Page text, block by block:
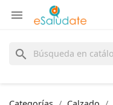

search